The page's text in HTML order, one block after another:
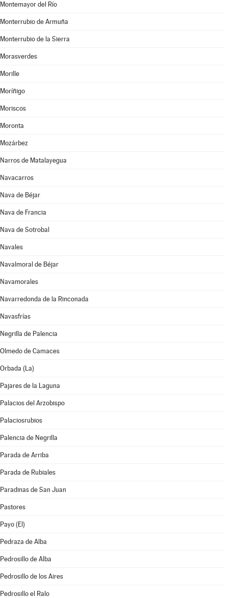
Montemayor del Río
Monterrubio de Armuña
Monterrubio de la Sierra
Morasverdes
Morille
Moríñigo
Moriscos
Moronta
Mozárbez
Narros de Matalayegua
Navacarros
Nava de Béjar
Nava de Francia
Nava de Sotrobal
Navales
Navalmoral de Béjar
Navamorales
Navarredonda de la Rinconada
Navasfrías
Negrilla de Palencia
Olmedo de Camaces
Orbada (La)
Pajares de la Laguna
Palacios del Arzobispo
Palaciosrubios
Palencia de Negrilla
Parada de Arriba
Parada de Rubiales
Paradinas de San Juan
Pastores
Payo (El)
Pedraza de Alba
Pedrosillo de Alba
Pedrosillo de los Aires
Pedrosillo el Ralo